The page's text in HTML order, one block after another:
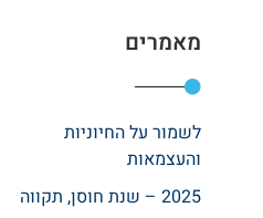
מאמרים
לשמור על החיוניות
והעצמאות
2025 – שנת חוסן, תקווה